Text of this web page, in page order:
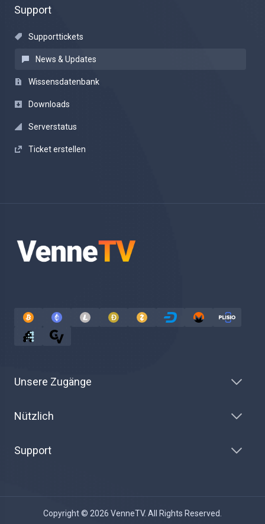
Support
Supporttickets
News & Updates
Wissensdatenbank
Downloads
Serverstatus
Ticket erstellen
Unsere Zugänge
Nützlich
Support
Copyright © 2026 VenneTV. All Rights Reserved.